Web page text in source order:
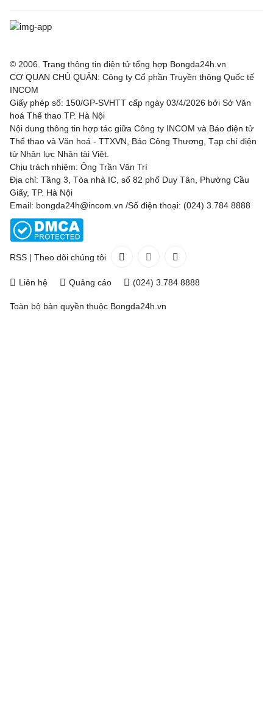
© 2006. Trang thông tin điện tử tổng hợp Bongda24h.vn
CƠ QUAN CHỦ QUẢN: Công ty Cổ phần Truyền thông Quốc tế
INCOM
Giấy phép số: 150/GP-SVHTT cấp ngày 03/4/2026 bởi Sở Văn
hoá Thể thao TP. Hà Nội
Nội dung thông tin hợp tác giữa Công ty INCOM và Báo điện tử
Thể thao và Văn hoá - TTXVN, Báo Công Thương, Tạp chí điện
tử Nhân lực Nhân tài Việt.
Chịu trách nhiệm: Ông Trần Văn Trí
Địa chỉ: Tầng 3, Tòa nhà IC, số 82 phố Duy Tân, Phường Cầu
Giấy, TP. Hà Nội
Email: bongda24h@incom.vn /Số điện thoại: (024) 3.784 8888
RSS | Theo dõi chúng tôi
Liên hệ Quảng cáo (024) 3.784 8888
Toàn bộ bản quyền thuộc Bongda24h.vn